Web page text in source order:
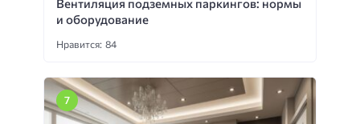
Вентиляция подземных паркингов: нормы
и оборудование
Нравится: 84